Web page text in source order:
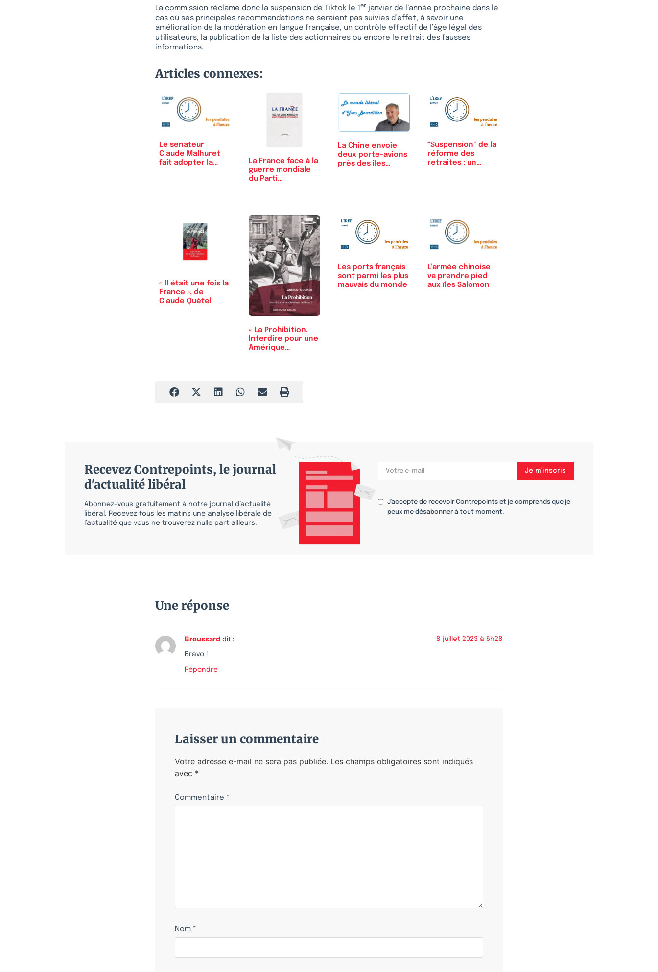
La commission réclame donc la suspension de Tiktok le 1 er janvier de l’année prochaine dans le
cas où ses principales recommandations ne seraient pas suivies d’effet, à savoir une
amélioration de la modération en langue française, un contrôle effectif de l’âge légal des
utilisateurs, la publication de la liste des actionnaires ou encore le retrait des fausses
informations.
Articles connexes:
Le sénateur
Claude Malhuret
fait adopter la
La France face à la
guerre mondiale
du Parti…
La Chine envoie
deux porte-avions
près des îles
“Suspension” de la
réforme des
retraites : un…
« Il était une fois la
France », de
Claude Quétel
« La Prohibition.
Interdire pour une
Amérique…
Les ports français
sont parmi les plus
mauvais du monde
L’armée chinoise
va prendre pied
aux îles Salomon
Recevez Contrepoints, le journal
d'actualité libéral
Abonnez-vous gratuitement à notre journal d’actualité
libéral. Recevez tous les matins une analyse libérale de
l’actualité que vous ne trouverez nulle part ailleurs.
J'accepte de recevoir Contrepoints et je comprends que je
peux me désabonner à tout moment.
Une réponse
Broussard dit : 8 juillet 2023 à 6h28
Bravo !
Répondre
Laisser un commentaire
Votre adresse e-mail ne sera pas publiée. Les champs obligatoires sont indiqués
avec *
Commentaire *
Nom *